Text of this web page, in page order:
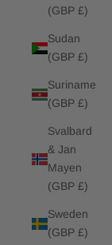
(GBP £)
Sudan
(GBP £)
Suriname
(GBP £)
Svalbard
& Jan
Mayen
(GBP £)
Sweden
(GBP £)